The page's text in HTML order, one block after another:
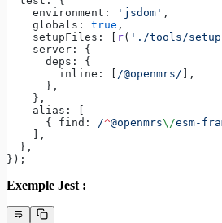
    environment:
'jsdom' ,
    globals:
true ,
    setupFiles: [
r( './tools/
    server: {
      deps: {
        inline: [
/@openmrs/ ],
      },
    },
    alias: [
      { find:
/^@openmrs\/esm-
    ],
  },
});
Exemple Jest :